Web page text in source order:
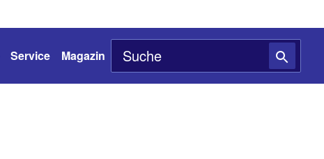
Service Magazin